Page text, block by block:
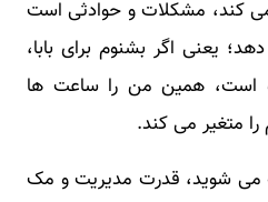
کند، مشکلات و حوادثی است
یعنی اگر بشنوم برای بابا،
است، همین من را ساعت ها
متغیر می کند.
می شوید، قدرت مدیریت و مک